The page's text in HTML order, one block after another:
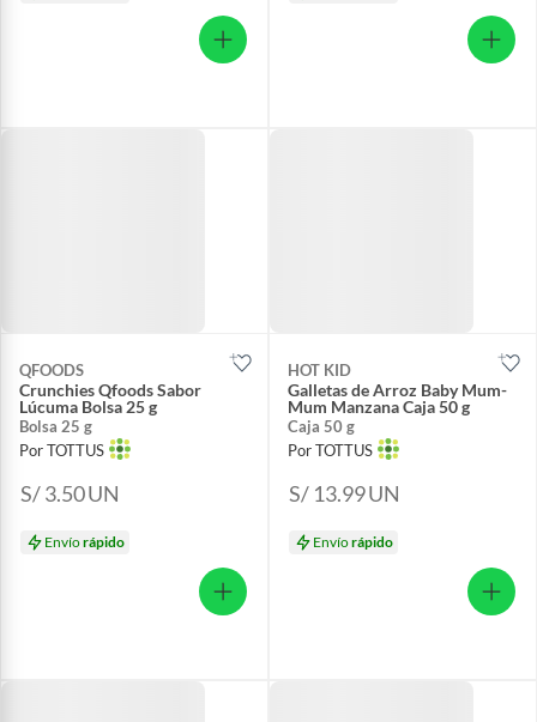
QFOODS
Crunchies Qfoods Sabor
Lúcuma Bolsa 25 g
Bolsa 25 g
Por TOTTUS
S/ 3.50UN
Envíorápido
HOT KID
Galletas de Arroz Baby Mum-
Mum Manzana Caja 50 g
Caja 50 g
Por TOTTUS
S/ 13.99UN
Envíorápido